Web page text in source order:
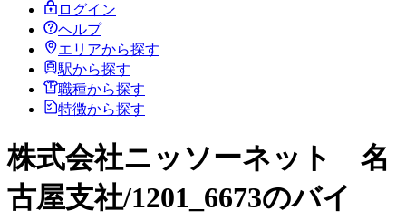
ログイン
ヘルプ
エリアから探す
駅から探す
職種から探す
特徴から探す
株式会社ニッソーネット 名
古屋支社/1201_6673のバイ